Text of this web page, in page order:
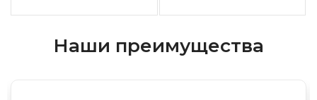
Наши преимущества